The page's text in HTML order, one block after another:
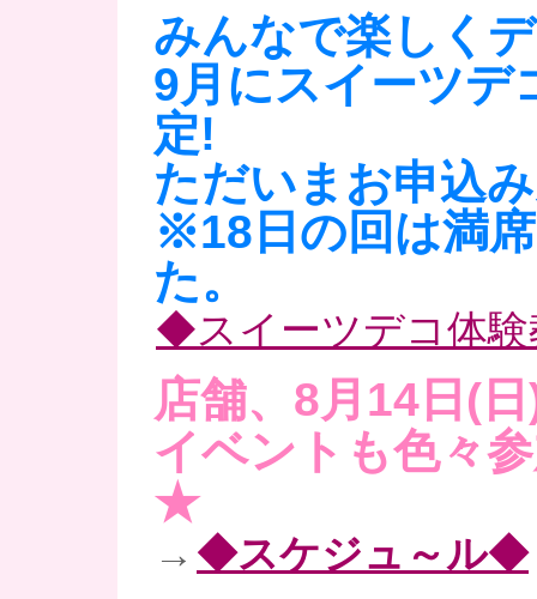
みんなで楽しく
9月にスイーツデ
定!
ただいまお申込
※18日の回は満
た。
◆スイーツデコ体
店舗、8月14日(
イベントも色々
★
→ ◆スケジュ～ル◆